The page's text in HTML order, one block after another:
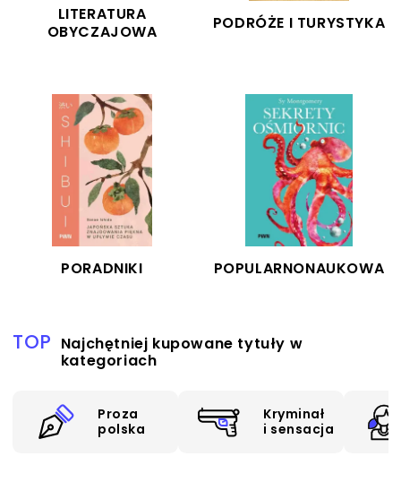
LITERATURA
OBYCZAJOWA
PODRÓŻE I TURYSTYKA
PORADNIKI POPULARNONAUKOWA
TOP Najchętniej kupowane tytuły w
kategoriach
Proza
polska
Kryminał
i sensacja